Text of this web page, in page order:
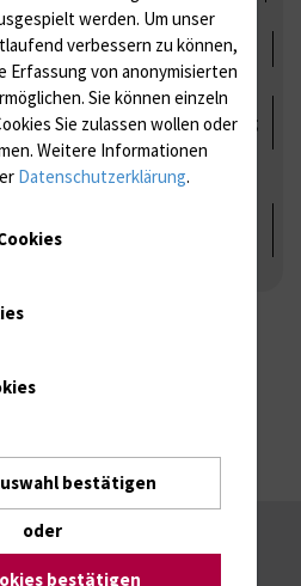
Basen-Status
/ Gerinnungsfaktoren /
Interleukine
( Ca-Stoffwechsel /
Gestroinaltrakt / Vitamine;
Immunologie
Amaleptika,
Kardiaka,
werden. Um unser
verbessern zu können,
Erfassung von anonymisierten
Sie können einzeln
Sie zulassen wollen oder
Weitere Informationen
Datenschutzerklärung.
bestätigen
oder
bestätigen